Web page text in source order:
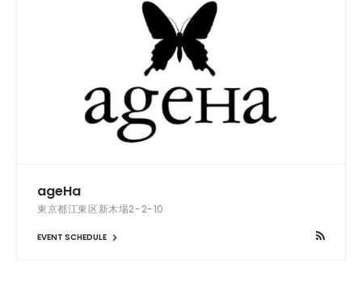
ageHa
東京都江東区新木場2-2-10
EVENT SCHEDULE